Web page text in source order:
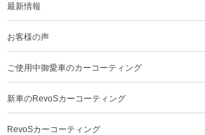
最新情報
お客様の声
ご使用中御愛車のカーコーティング
新車のRevoSカーコーティング
RevoSカーコーティング